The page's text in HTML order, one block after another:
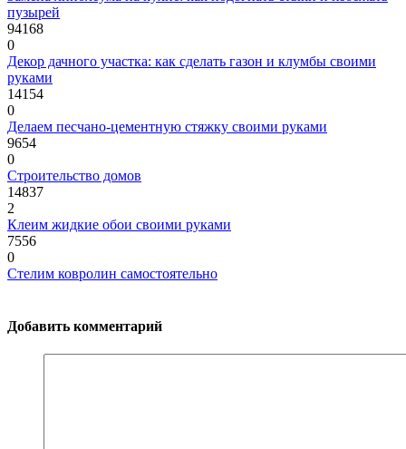
пузырей
94168
0
Декор дачного участка: как сделать газон и клумбы своими
руками
14154
0
Делаем песчано-цементную стяжку своими руками
9654
0
Строительство домов
14837
2
Клеим жидкие обои своими руками
7556
0
Стелим ковролин самостоятельно
Добавить комментарий